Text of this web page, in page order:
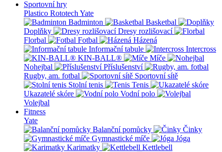
Sportovní hry
Plastico Rototech Yate
Badminton
Basketbal
Doplňky
Dresy rozlišovací
Florbal
Fotbal
Házená
Informační tabule
Intercross
KIN-BALL®
Míče
Nohejbal
Příslušenství
Rugby, am. fotbal
Sportovní sítě
Stolní tenis
Tenis
Ukazatelé skóre
Vodní polo
Volejbal
Fitness
Yate
Balanční pomůcky
Činky
Gymnastické míče
Jóga
Karimatky
Kettlebell